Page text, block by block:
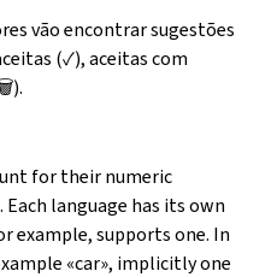
vão encontrar sugestões
(✓), aceitas com
for their numeric
language has its own
example, supports one. In
«car», implicitly one